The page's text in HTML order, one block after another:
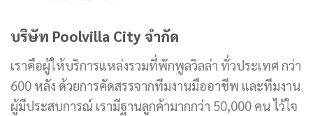
บริษัท Poolvilla City จำกัด
เราคือผู้ให้บริการแหล่งรวมที่พักพูลวิลล่า ทั่วประเทศ กว่า
600 หลัง ด้วยการคัดสรรจากทีมงานมืออาชีพ และทีมงาน
ผู้มีประสบการณ์ เรามีฐานลูกค้ามากกว่า 50,000 คน ไว้ใจ